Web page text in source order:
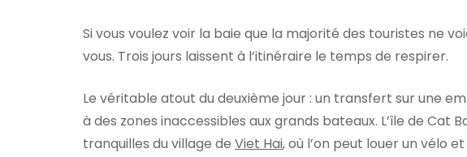
Si vous voulez voir la baie que la majorité des touristes ne
vous. Trois jours laissent à l’itinéraire le temps de respirer.
Le véritable atout du deuxième jour : un transfert sur une
à des zones inaccessibles aux grands bateaux. L’île de Cat
tranquilles du village de Viet Hai, où l’on peut louer un vélo